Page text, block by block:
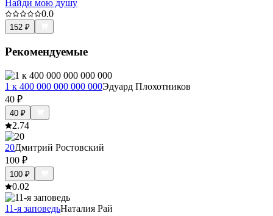
Найди мою душу
0.0
152 ₽
Рекомендуемые
1 к 400 000 000 000 000Эдуард Плохотников
40 ₽
40 ₽
2.74
20Дмитрий Ростовский
100 ₽
100 ₽
0.02
11-я заповедьНаталия Рай